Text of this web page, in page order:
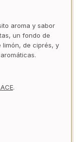
aroma y sabor
un fondo de
limón, de ciprés, y
.